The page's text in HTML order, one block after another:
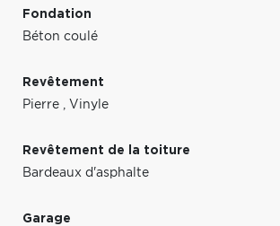
Fondation
Béton coulé
Revêtement
Pierre , Vinyle
Revêtement de la toiture
Bardeaux d'asphalte
Garage